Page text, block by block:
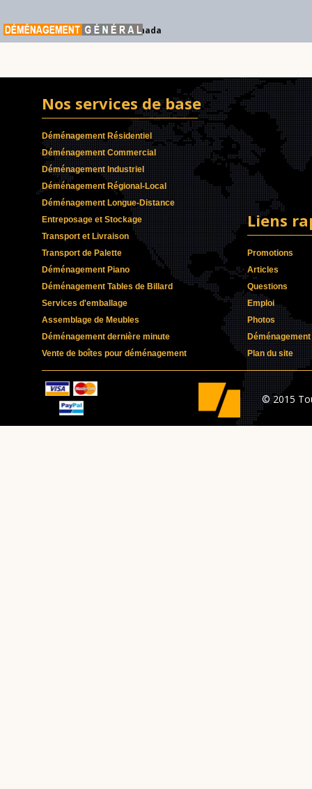
Déménagement Général Canada
Déménagement Résidentiel
Déménagement Commercial
Déménagement Industriel
Déménagement Régional-Local
Déménagement Longue-Distance
Entreposage et Stockage
Transport et Livraison
Transport de Palette
Déménagement Piano
Déménagement Tables de Billard
Services d'emballage
Assemblage de Meubles
Déménagement dernière minute
Vente de boîtes pour déménagement
Nos services de base
Promotions
Articles
Questions
Emploi
Photos
Plan du site
Liens
© 2015